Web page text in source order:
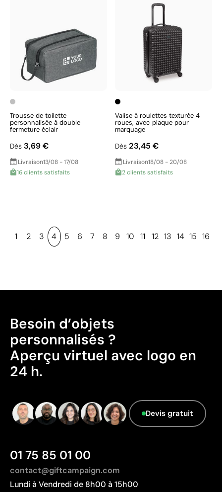
Trousse de toilette
personnalisée à double
fermeture éclair
Dès 3,69 €
Livraison13/08 - 17/08
16 clients satisfaits
Valise à roulettes texturée 4
roues, avec plaque pour
marquage
Dès 23,45 €
Livraison18/08 - 20/08
2 clients satisfaits
1 2 3 4 5 6 7 8 9 10 11 12 13 14 15 16
Besoin d’objets
personnalisés ?
Aperçu virtuel avec logo en
24 h.
Devis gratuit
01 75 85 01 00
contact@giftcampaign.com
Lundi à Vendredi de 8h00 à 15h00